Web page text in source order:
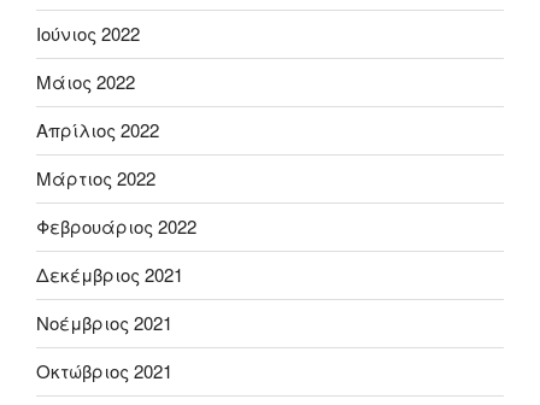
Ιούνιος 2022
Μάιος 2022
Απρίλιος 2022
Μάρτιος 2022
Φεβρουάριος 2022
Δεκέμβριος 2021
Νοέμβριος 2021
Οκτώβριος 2021